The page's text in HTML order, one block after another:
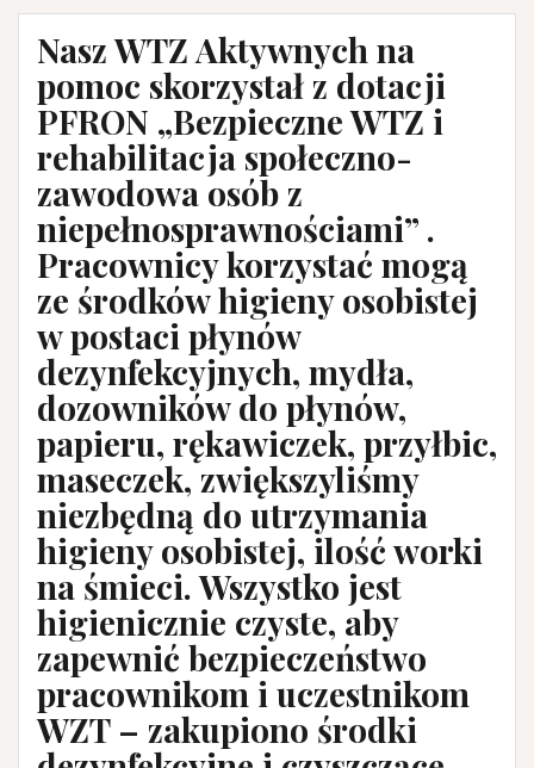
Nasz WTZ Aktywnych na
pomoc skorzystał z dotacji
PFRON „Bezpieczne WTZ i
rehabilitacja społeczno-
zawodowa osób z
niepełnosprawnościami” .
Pracownicy korzystać mogą
ze środków higieny osobistej
w postaci płynów
dezynfekcyjnych, mydła,
dozowników do płynów,
papieru, rękawiczek, przyłbic,
maseczek, zwiększyliśmy
niezbędną do utrzymania
higieny osobistej, ilość worki
na śmieci. Wszystko jest
higienicznie czyste, aby
zapewnić bezpieczeństwo
pracownikom i uczestnikom
WZT – zakupiono środki